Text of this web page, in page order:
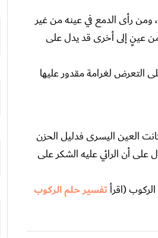
ومن رأى الدمع في عينه من غير
من عينٍ إلى أخرى قد يدل على
التعرض لغرامة مقدور عليها
العين اليسرى فدليل الحزن
على أن الرائي عليه الشكر على
(اقرأتفسير حلم الركوب